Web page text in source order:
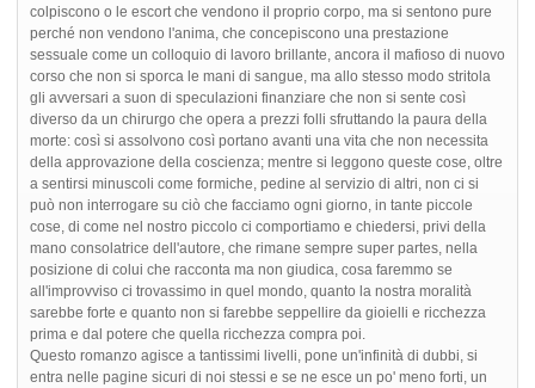
colpiscono o le escort che vendono il proprio corpo, ma si sentono pure
perché non vendono l'anima, che concepiscono una prestazione
sessuale come un colloquio di lavoro brillante, ancora il mafioso di nuovo
corso che non si sporca le mani di sangue, ma allo stesso modo stritola
gli avversari a suon di speculazioni finanziare che non si sente così
diverso da un chirurgo che opera a prezzi folli sfruttando la paura della
morte: così si assolvono così portano avanti una vita che non necessita
della approvazione della coscienza; mentre si leggono queste cose, oltre
a sentirsi minuscoli come formiche, pedine al servizio di altri, non ci si
può non interrogare su ciò che facciamo ogni giorno, in tante piccole
cose, di come nel nostro piccolo ci comportiamo e chiedersi, privi della
mano consolatrice dell'autore, che rimane sempre super partes, nella
posizione di colui che racconta ma non giudica, cosa faremmo se
all'improvviso ci trovassimo in quel mondo, quanto la nostra moralità
sarebbe forte e quanto non si farebbe seppellire da gioielli e ricchezza
prima e dal potere che quella ricchezza compra poi.
Questo romanzo agisce a tantissimi livelli, pone un'infinità di dubbi, si
entra nelle pagine sicuri di noi stessi e se ne esce un po' meno forti, un